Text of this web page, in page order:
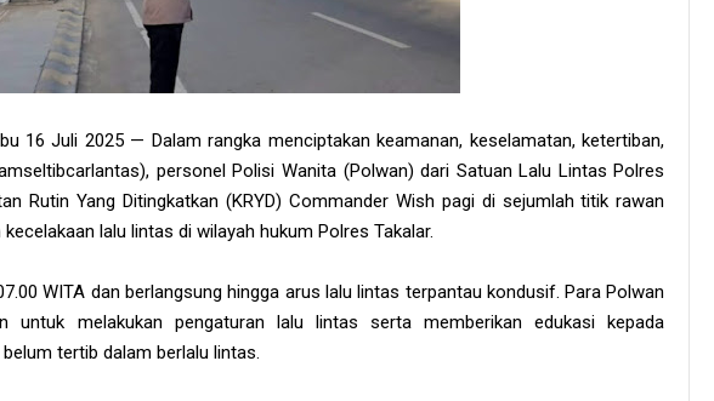
16 Juli 2025 — Dalam rangka menciptakan keamanan, keselamatan, ketertiban,
personel Polisi Wanita (Polwan) dari Satuan Lalu Lintas Polres
Rutin Yang Ditingkatkan (KRYD) Commander Wish pagi di sejumlah titik rawan
lalu lintas di wilayah hukum Polres Takalar.
WITA dan berlangsung hingga arus lalu lintas terpantau kondusif. Para Polwan
untuk melakukan pengaturan lalu lintas serta memberikan edukasi kepada
tertib dalam berlalu lintas.